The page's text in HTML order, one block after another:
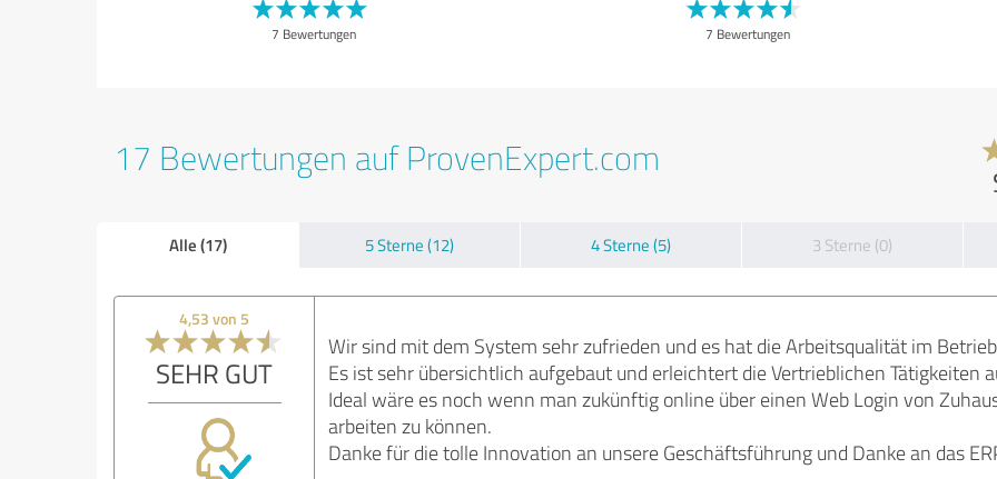
7 Bewertungen 7 Bewertungen
17 Bewertungen auf ProvenExpert.com
Alle (17) 5 Sterne (12) 4 Sterne (5) 3 Sterne (0)
4,53 von 5
SEHR GUT
Wir sind mit dem System sehr zufrieden und es hat die Arbeitsqualität im
Es ist sehr übersichtlich aufgebaut und erleichtert die Vertrieblichen Tätigkeiten
Ideal wäre es noch wenn man zukünftig online über einen Web Login von
arbeiten zu können.
Danke für die tolle Innovation an unsere Geschäftsführung und Danke an das